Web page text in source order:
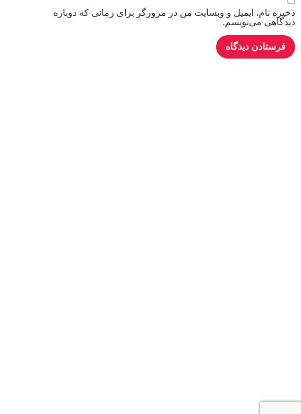
ذخیره نام، ایمیل و وبسایت من در مرورگر برای زمانی که دوباره
دیدگاهی می‌نویسم.